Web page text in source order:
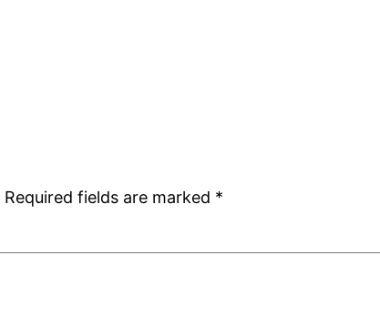
Required fields are marked *